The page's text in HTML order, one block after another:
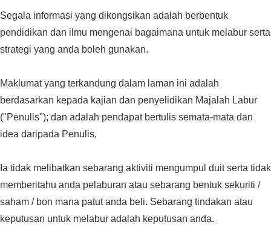
Segala informasi yang dikongsikan adalah berbentuk
pendidikan dan ilmu mengenai bagaimana untuk melabur serta
strategi yang anda boleh gunakan.
Maklumat yang terkandung dalam laman ini adalah
berdasarkan kepada kajian dan penyelidikan Majalah Labur
("Penulis"); dan adalah pendapat bertulis semata-mata dan
idea daripada Penulis,
Ia tidak melibatkan sebarang aktiviti mengumpul duit serta tidak
memberitahu anda pelaburan atau sebarang bentuk sekuriti /
saham / bon mana patut anda beli. Sebarang tindakan atau
keputusan untuk melabur adalah keputusan anda.